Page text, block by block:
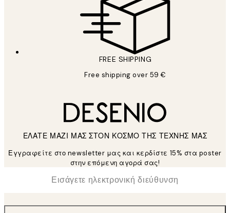
FREE SHIPPING
Free shipping over 59 €
ΕΛΑΤΕ ΜΑΖΙ ΜΑΣ ΣΤΟΝ ΚΟΣΜΟ ΤΗΣ ΤΕΧΝΗΣ ΜΑΣ
Εγγραφείτε στο newsletter μας και κερδίστε 15% στα poster
στην επόμενη αγορά σας!
Ηλεκτρονική Διεύθυνση